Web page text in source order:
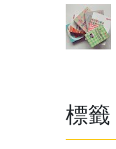
標籤